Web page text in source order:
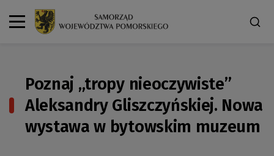
Poznaj „tropy nieoczywiste”
Aleksandry Gliszczyńskiej. Nowa
wystawa w bytowskim muzeum